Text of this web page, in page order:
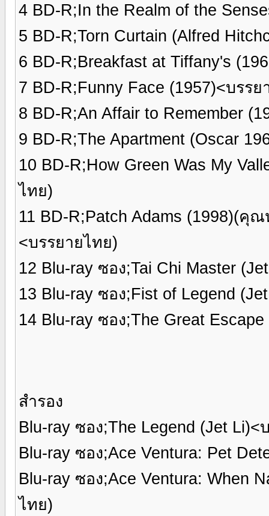
4 BD-R;In the Realm of the
5 BD-R;Torn Curtain (Alfred
6 BD-R;Breakfast at Tiffany's
7 BD-R;Funny Face (1957)<บรรย
8 BD-R;An Affair to Remember
9 BD-R;The Apartment (Oscar
10 BD-R;How Green Was My
ไทย)
11 BD-R;Patch Adams (1998)(คุ
<บรรยายไทย)
12 Blu-ray ซอง;Tai Chi Master
13 Blu-ray ซอง;Fist of Legend
14 Blu-ray ซอง;The Great
สำรอง
Blu-ray ซอง;The Legend (Jet Li)<
Blu-ray ซอง;Ace Ventura: Pet
Blu-ray ซอง;Ace Ventura: When
ไทย)